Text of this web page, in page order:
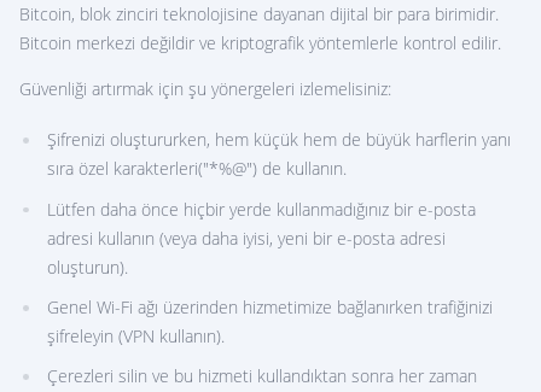
Bitcoin, blok zinciri teknolojisine dayanan dijital bir para birimidir.
Bitcoin merkezi değildir ve kriptografik yöntemlerle kontrol edilir.
Güvenliği artırmak için şu yönergeleri izlemelisiniz:
Şifrenizi oluştururken, hem küçük hem de büyük harflerin yanı
sıra özel karakterleri("*%@") de kullanın.
Lütfen daha önce hiçbir yerde kullanmadığınız bir e-posta
adresi kullanın (veya daha iyisi, yeni bir e-posta adresi
oluşturun).
Genel Wi-Fi ağı üzerinden hizmetimize bağlanırken trafiğinizi
şifreleyin (VPN kullanın).
Çerezleri silin ve bu hizmeti kullandıktan sonra her zaman